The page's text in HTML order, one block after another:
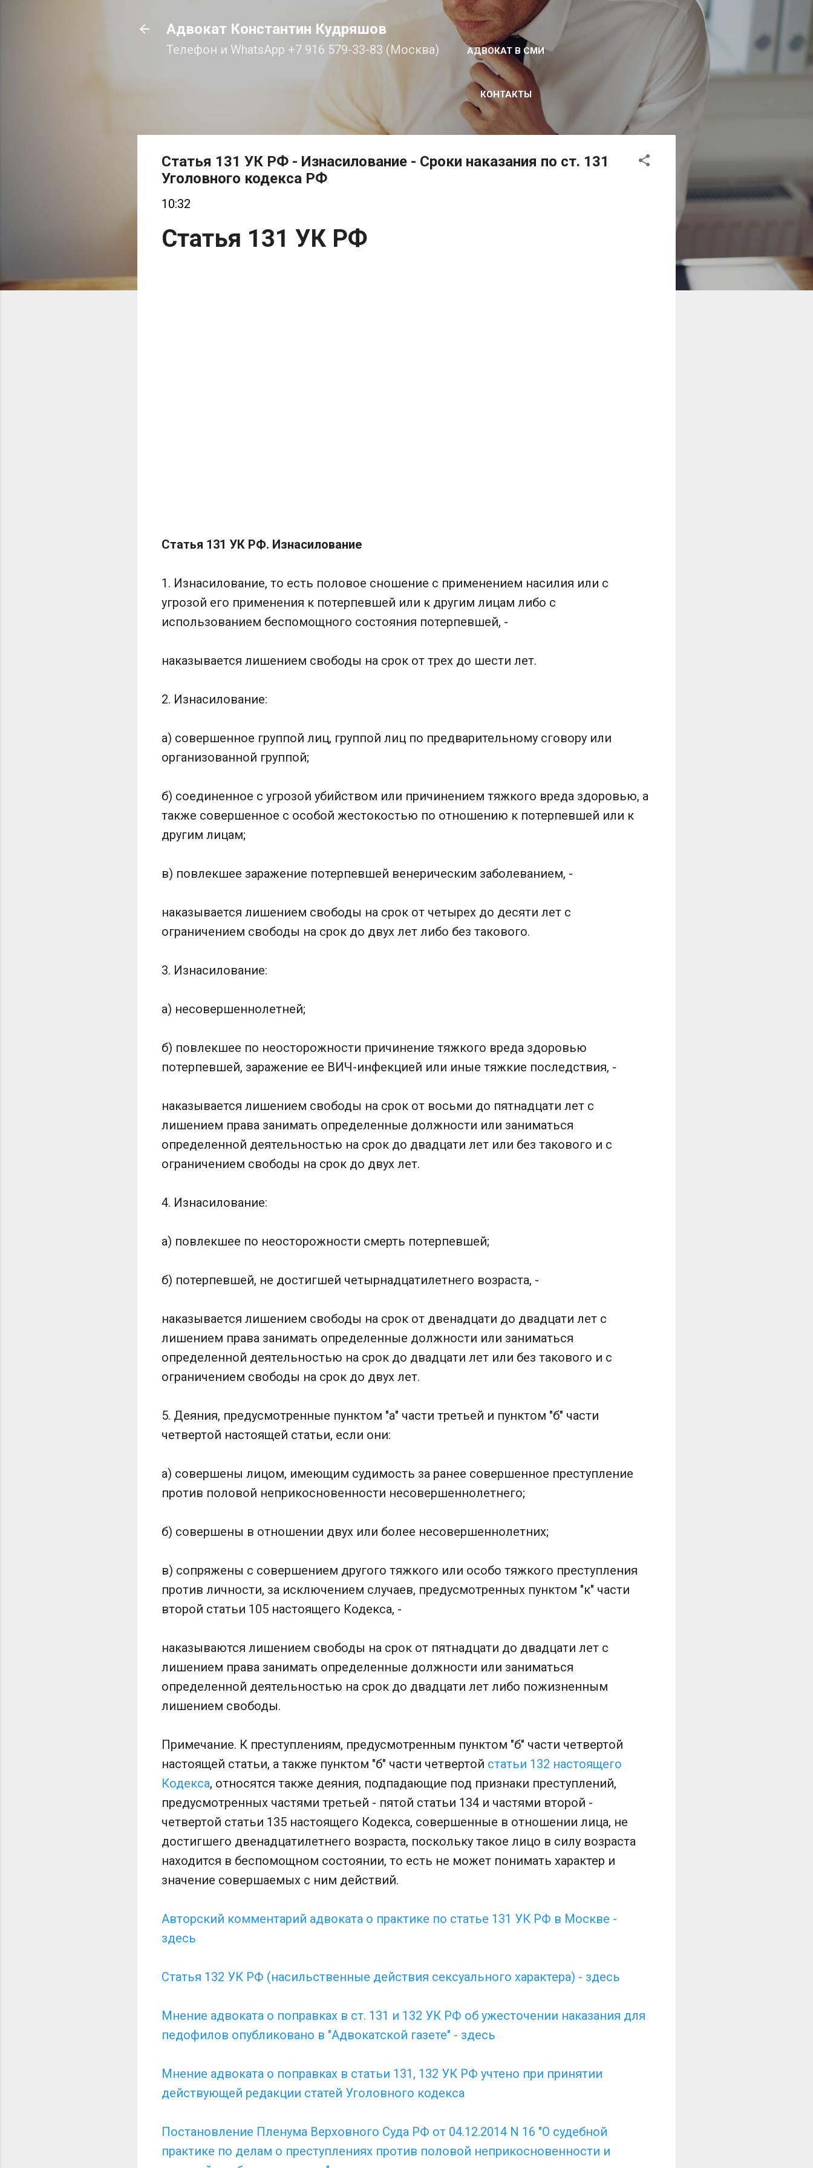
К основному контенту
Адвокат Константин Кудряшов
Телефон и WhatsApp +7 916 579-33-83 (Москва) АДВОКАТ В СМИ
КОНТАКТЫ
Статья 131 УК РФ - Изнасилование - Сроки наказания по ст. 131
Уголовного кодекса РФ
10:32
Статья 131 УК РФ
Статья 131 УК РФ. Изнасилование
1. Изнасилование, то есть половое сношение с применением насилия или с
угрозой его применения к потерпевшей или к другим лицам либо с
использованием беспомощного состояния потерпевшей, -
наказывается лишением свободы на срок от трех до шести лет.
2. Изнасилование:
а) совершенное группой лиц, группой лиц по предварительному сговору или
организованной группой;
б) соединенное с угрозой убийством или причинением тяжкого вреда здоровью, а
также совершенное с особой жестокостью по отношению к потерпевшей или к
другим лицам;
в) повлекшее заражение потерпевшей венерическим заболеванием, -
наказывается лишением свободы на срок от четырех до десяти лет с
ограничением свободы на срок до двух лет либо без такового.
3. Изнасилование:
а) несовершеннолетней;
б) повлекшее по неосторожности причинение тяжкого вреда здоровью
потерпевшей, заражение ее ВИЧ-инфекцией или иные тяжкие последствия, -
наказывается лишением свободы на срок от восьми до пятнадцати лет с
лишением права занимать определенные должности или заниматься
определенной деятельностью на срок до двадцати лет или без такового и с
ограничением свободы на срок до двух лет.
4. Изнасилование:
а) повлекшее по неосторожности смерть потерпевшей;
б) потерпевшей, не достигшей четырнадцатилетнего возраста, -
наказывается лишением свободы на срок от двенадцати до двадцати лет с
лишением права занимать определенные должности или заниматься
определенной деятельностью на срок до двадцати лет или без такового и с
ограничением свободы на срок до двух лет.
5. Деяния, предусмотренные пунктом "а" части третьей и пунктом "б" части
четвертой настоящей статьи, если они:
а) совершены лицом, имеющим судимость за ранее совершенное преступление
против половой неприкосновенности несовершеннолетнего;
б) совершены в отношении двух или более несовершеннолетних;
в) сопряжены с совершением другого тяжкого или особо тяжкого преступления
против личности, за исключением случаев, предусмотренных пунктом "к" части
второй статьи 105 настоящего Кодекса, -
наказываются лишением свободы на срок от пятнадцати до двадцати лет с
лишением права занимать определенные должности или заниматься
определенной деятельностью на срок до двадцати лет либо пожизненным
лишением свободы.
Примечание. К преступлениям, предусмотренным пунктом "б" части четвертой
настоящей статьи, а также пунктом "б" части четвертой статьи 132 настоящего
Кодекса, относятся также деяния, подпадающие под признаки преступлений,
предусмотренных частями третьей - пятой статьи 134 и частями второй -
четвертой статьи 135 настоящего Кодекса, совершенные в отношении лица, не
достигшего двенадцатилетнего возраста, поскольку такое лицо в силу возраста
находится в беспомощном состоянии, то есть не может понимать характер и
значение совершаемых с ним действий.
Авторский комментарий адвоката о практике по статье 131 УК РФ в Москве -
здесь
Статья 132 УК РФ (насильственные действия сексуального характера) - здесь
Мнение адвоката о поправках в ст. 131 и 132 УК РФ об ужесточении наказания для
педофилов опубликовано в "Адвокатской газете" - здесь
Мнение адвоката о поправках в статьи 131, 132 УК РФ учтено при принятии
действующей редакции статей Уголовного кодекса
Постановление Пленума Верховного Суда РФ от 04.12.2014 N 16 "О судебной
практике по делам о преступлениях против половой неприкосновенности и